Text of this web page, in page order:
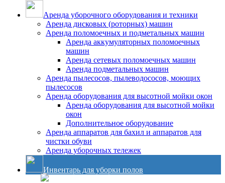
Аренда уборочного оборудования и техники
Аренда дисковых (роторных) машин
Аренда поломоечных и подметальных машин
Аренда аккумуляторных поломоечных
машин
Аренда сетевых поломоечных машин
Аренда подметальных машин
Аренда пылесосов, пылеводососов, моющих
пылесосов
Аренда оборудования для высотной мойки окон
Аренда оборудования для высотной мойки
окон
Дополнительное оборудование
Аренда аппаратов для бахил и аппаратов для
чистки обуви
Аренда уборочных тележек
Инвентарь для уборки полов